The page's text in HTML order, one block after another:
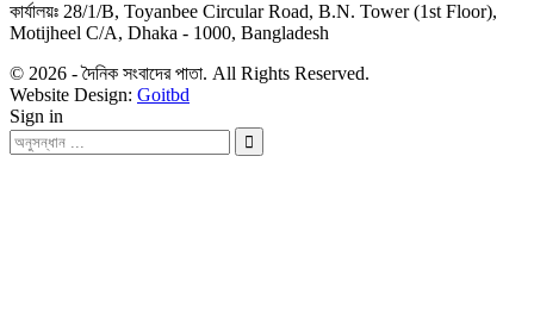
কার্যালয়ঃ 28/1/B, Toyanbee Circular Road, B.N. Tower (1st Floor),
Motijheel C/A, Dhaka - 1000, Bangladesh
© 2026 - দৈনিক সংবাদের পাতা. All Rights Reserved.
Website Design: Goitbd
Sign in